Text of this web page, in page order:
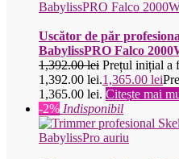
Uscător de păr
BabylissPRO Falco
1,392.00lei Prețul inițial a
1,392.00 lei.1,365.00 lei
1,365.00 lei. Citește mai
-2% Indisponibil